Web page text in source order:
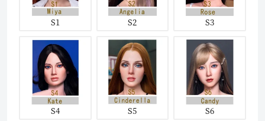
S1 S2 S3
S4 S5 S6